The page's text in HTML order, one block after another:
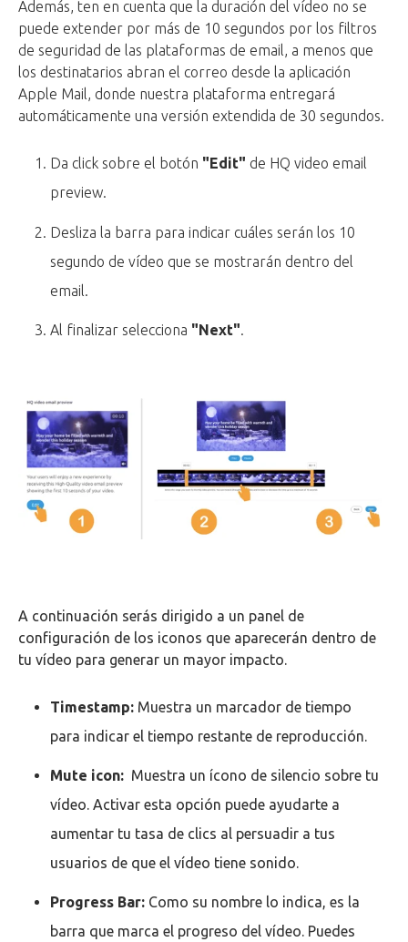
Además, ten en cuenta que la duración del vídeo no se
puede extender por más de 10 segundos por los filtros
de seguridad de las plataformas de email, a menos que
los destinatarios abran el correo desde la aplicación
Apple Mail, donde nuestra plataforma entregará
automáticamente una versión extendida de 30 segundos.
Da click sobre el botón "Edit" de HQ video email
preview.
Desliza la barra para indicar cuáles serán los 10
segundo de vídeo que se mostrarán dentro del
email.
Al finalizar selecciona "Next".
A continuación serás dirigido a un panel de
configuración de los iconos que aparecerán dentro de
tu vídeo para generar un mayor impacto.
Timestamp: Muestra un marcador de tiempo
para indicar el tiempo restante de reproducción.
Mute icon: Muestra un ícono de silencio sobre tu
vídeo. Activar esta opción puede ayudarte a
aumentar tu tasa de clics al persuadir a tus
usuarios de que el vídeo tiene sonido.
Progress Bar: Como su nombre lo indica, es la
barra que marca el progreso del vídeo. Puedes